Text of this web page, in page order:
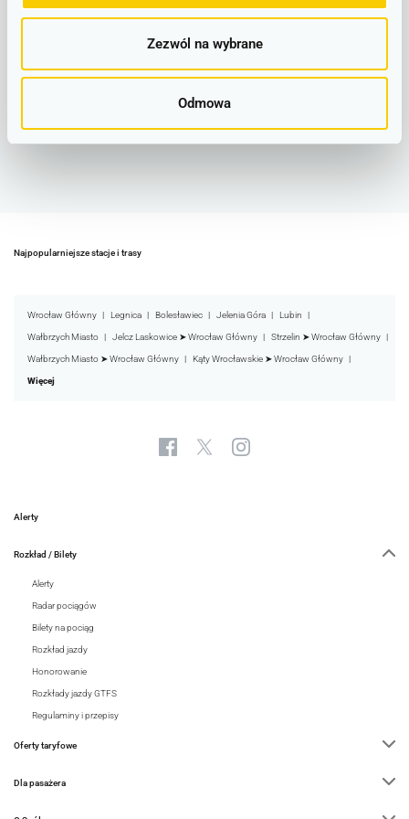
Zezwól na wybrane
Odmowa
Najpopularniejsze stacje i trasy
Wrocław Główny Legnica Bolesławiec Jelenia Góra Lubin
Wałbrzych Miasto Jelcz Laskowice ➤ Wrocław Główny Strzelin ➤ Wrocław Główny
Wałbrzych Miasto ➤ Wrocław Główny Kąty Wrocławskie ➤ Wrocław Główny
Więcej
Alerty
Rozkład / Bilety
Alerty
Radar pociągów
Bilety na pociąg
Rozkład jazdy
Honorowanie
Rozkłady jazdy GTFS
Regulaminy i przepisy
Oferty taryfowe
Dla pasażera